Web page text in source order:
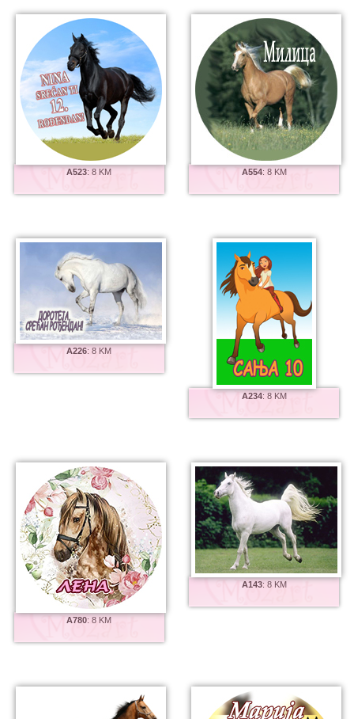
A523:8 KM A554: 8 KM
A226:8 KM
A234: 8 KM
A780:8 KM
A143: 8 KM